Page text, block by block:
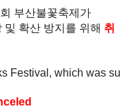
부산불꽃축제가
확산 방지를 위해 취
Festival, which was su